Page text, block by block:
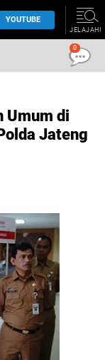
YOUTUBE
JELAJAHI
Umum di
Jateng
0